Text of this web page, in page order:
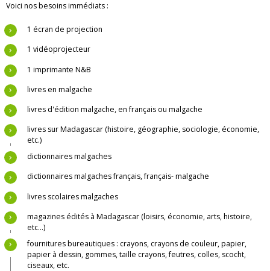
Voici nos besoins immédiats :
1 écran de projection
1 vidéoprojecteur
1 imprimante N&B
livres en malgache
livres d'édition malgache, en français ou malgache
livres sur Madagascar (histoire, géographie, sociologie, économie,
etc.)
dictionnaires malgaches
dictionnaires malgaches français, français- malgache
livres scolaires malgaches
magazines édités à Madagascar (loisirs, économie, arts, histoire,
etc...)
fournitures bureautiques : crayons, crayons de couleur, papier,
papier à dessin, gommes, taille crayons, feutres, colles, scocht,
ciseaux, etc.